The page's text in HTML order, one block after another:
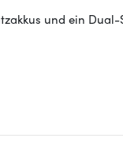
und ein